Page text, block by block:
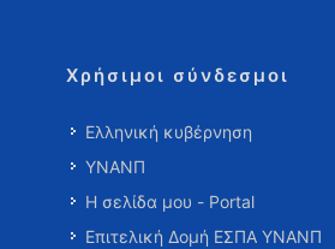
Χρήσιμοι σύνδεσμοι
Ελληνική κυβέρνηση
ΥΝΑΝΠ
Η σελίδα μου - Portal
Επιτελική Δομή ΕΣΠΑ ΥΝΑΝΠ